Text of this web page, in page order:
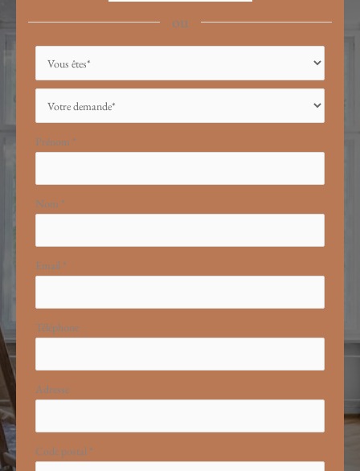
ou
simple
Prénom *
Nom *
Email *
Téléphone
Adresse
Code postal *